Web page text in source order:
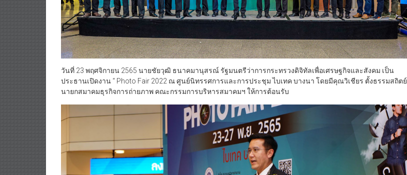
วันที่ 23 พฤศจิกายน 2565 นายชัยวุฒิ ธนาคมานุสรณ์ รัฐมนตรีว่าการกระทรวงดิจิทัลเพื่อเศรษฐกิจและสังคม เป็น
ประธานเปิดงาน “ Photo Fair 2022 ณ ศูนย์นิทรรศการและการประชุม ไบเทค บางนา โดยมีคุณวิเชียร ตั้งธรรมสถิตย์
นายกสมาคมธุรกิจการถ่ายภาพ คณะกรรมการบริหารสมาคมฯ ให้การต้อนรับ